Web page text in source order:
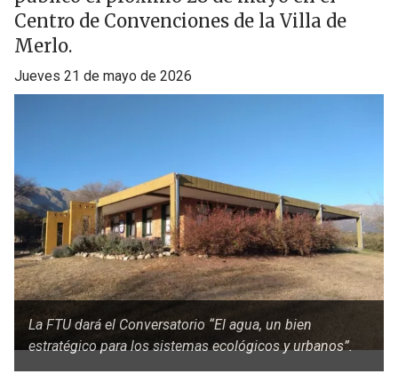
Centro de Convenciones de la Villa de
Merlo.
jueves 21 de mayo de 2026
La FTU dará el Conversatorio “El agua, un bien
estratégico para los sistemas ecológicos y urbanos”.